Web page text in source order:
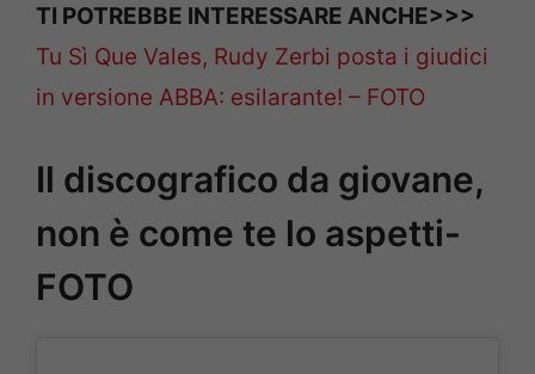
TI POTREBBE INTERESSARE ANCHE>>>
Tu Sì Que Vales, Rudy Zerbi posta i giudici
in versione ABBA: esilarante! – FOTO
Il discografico da giovane,
non è come te lo aspetti-
FOTO